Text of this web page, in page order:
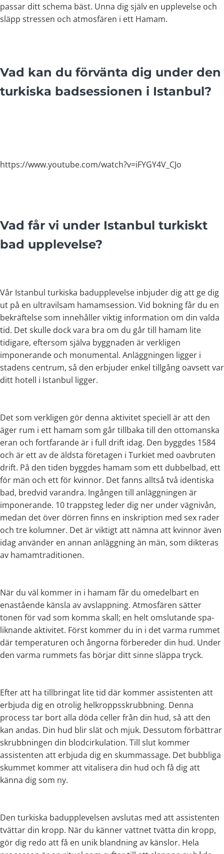
passar ditt schema bäst. Unna dig själv en upplevelse och
släpp stressen och atmosfären i ett Hamam.
Vad kan du förvänta dig under den
turkiska badsessionen i Istanbul?
https://www.youtube.com/watch?v=iFYGY4V_CJo
Vad får vi under Istanbul turkiskt
bad upplevelse?
Vår Istanbul turkiska badupplevelse inbjuder dig att ge dig
ut på en ultravilsam hamamsession. Vid bokning får du en
bekräftelse som innehåller viktig information om din valda
tid. Det skulle dock vara bra om du går till hamam lite
tidigare, eftersom själva byggnaden är verkligen
imponerande och monumental. Anläggningen ligger i
stadens centrum, så den erbjuder enkel tillgång oavsett var
ditt hotell i Istanbul ligger.
Det som verkligen gör denna aktivitet speciell är att den
äger rum i ett hamam som går tillbaka till den ottomanska
eran och fortfarande är i full drift idag. Den byggdes 1584
och är ett av de äldsta företagen i Turkiet med oavbruten
drift. På den tiden byggdes hamam som ett dubbelbad, ett
för män och ett för kvinnor. Det fanns alltså två identiska
bad, bredvid varandra. Ingången till anläggningen är
imponerande. 10 trappsteg leder dig ner under vägnivån,
medan det över dörren finns en inskription med sex rader
och tre kolumner. Det är viktigt att nämna att kvinnor även
idag använder en annan anläggning än män, som dikteras
av hamamtraditionen.
När du väl kommer in i hamam får du omedelbart en
enastående känsla av avslappning. Atmosfären sätter
tonen för vad som komma skall; en helt omslutande spa-
liknande aktivitet. Först kommer du in i det varma rummet
där temperaturen och ångorna förbereder din hud. Under
den varma rummets fas börjar ditt sinne släppa tryck.
Efter att ha tillbringat lite tid där kommer assistenten att
erbjuda dig en otrolig helkroppsskrubbning. Denna
process tar bort alla döda celler från din hud, så att den
kan andas. Din hud blir slät och mjuk. Dessutom förbättrar
skrubbningen din blodcirkulation. Till slut kommer
assistenten att erbjuda dig en skummassage. Det bubbliga
skummet kommer att vitalisera din hud och få dig att
känna dig som ny.
Den turkiska badupplevelsen avslutas med att assistenten
tvättar din kropp. När du känner vattnet tvätta din kropp,
gör dig redo att få en unik blandning av känslor. Hela